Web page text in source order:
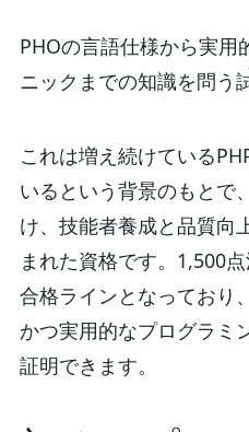
PHOの言語仕様から実用
ニックまでの知識を問う
これは増え続けている
いるという背景のもとで
け、技能者養成と品質向
まれた資格です。1,500
合格ラインとなっており
かつ実用的なプログラミ
証明できます。